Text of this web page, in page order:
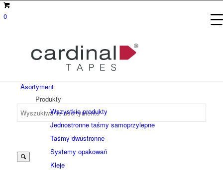
0
Asortyment
Produkty
Wszystkie produkty
Jednostronne taśmy samoprzylepne
Taśmy dwustronne
Systemy opakowań
Kleje